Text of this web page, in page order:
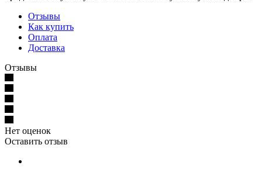
Отзывы
Как купить
Оплата
Доставка
Отзывы
Нет оценок
Оставить отзыв